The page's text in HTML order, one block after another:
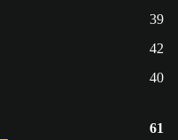
39
42
40
61